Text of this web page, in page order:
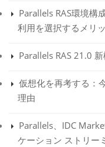
Parallels RAS環境構
利用を選択するメリ
Parallels RAS 21.0
仮想化を再考する：
理由
Parallels、IDC
ケーション ストリー